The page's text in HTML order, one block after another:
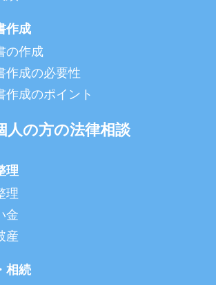
作成
の作成
作成の必要性
作成のポイント
人の方の法律相談
理
理
金
産
相続